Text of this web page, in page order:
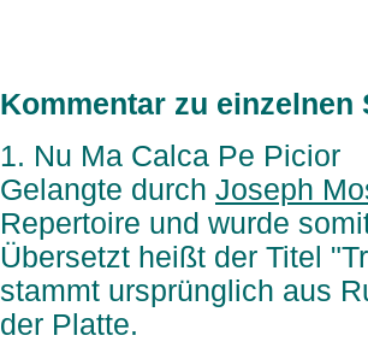
Kommentar zu einzelnen
1. Nu Ma Calca Pe Picior
Gelangte durch Joseph
Repertoire und wurde
Übersetzt heißt der Titel
stammt ursprünglich aus
der Platte.